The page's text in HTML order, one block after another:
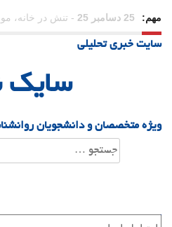
مهم: 23 دسامبر 25 - چرا اراده
21 دسامبر 25
سایت خبری تحلیلی
سایک
ویژه متخصصان و دانشجویان
جستجو
برای: